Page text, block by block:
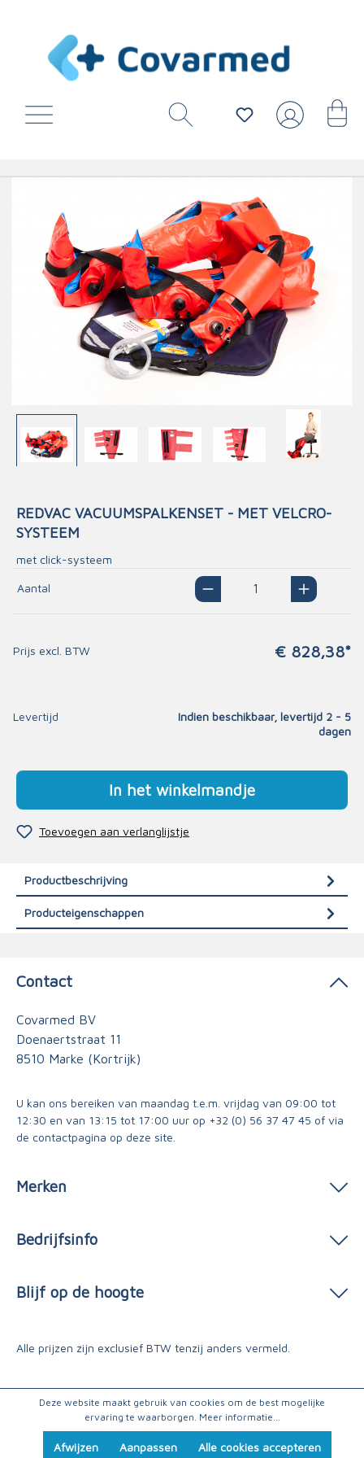
REDVAC VACUUMSPALKENSET - MET VELCRO-
SYSTEEM
met click-systeem
Aantal
Prijs excl. BTW € 828,38*
Levertijd
Indien beschikbaar, levertijd 2 - 5
dagen
In het winkelmandje
Toevoegen aan verlanglijstje
Productbeschrijving
Producteigenschappen
Contact
Covarmed BV
Doenaertstraat 11
8510 Marke (Kortrijk)
U kan ons bereiken van maandag t.e.m. vrijdag van 09:00 tot
12:30 en van 13:15 tot 17:00 uur op +32 (0) 56 37 47 45 of via
de contactpagina op deze site.
Merken
Bedrijfsinfo
Blijf op de hoogte
Alle prijzen zijn exclusief BTW tenzij anders vermeld.
Deze website maakt gebruik van cookies om de best mogelijke
ervaring te waarborgen. Meer informatie...
Afwijzen Aanpassen Alle cookies accepteren